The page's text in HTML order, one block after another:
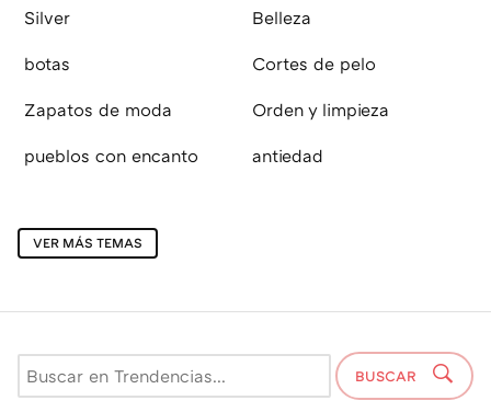
Silver Belleza
botas Cortes de pelo
Zapatos de moda Orden y limpieza
pueblos con encanto antiedad
VER MÁS TEMAS
BUSCAR